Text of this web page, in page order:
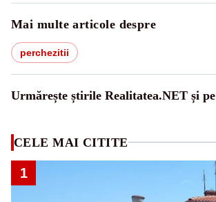
Mai multe articole despre
perchezitii
Urmărește știrile Realitatea.NET și pe
CELE MAI CITITE
1